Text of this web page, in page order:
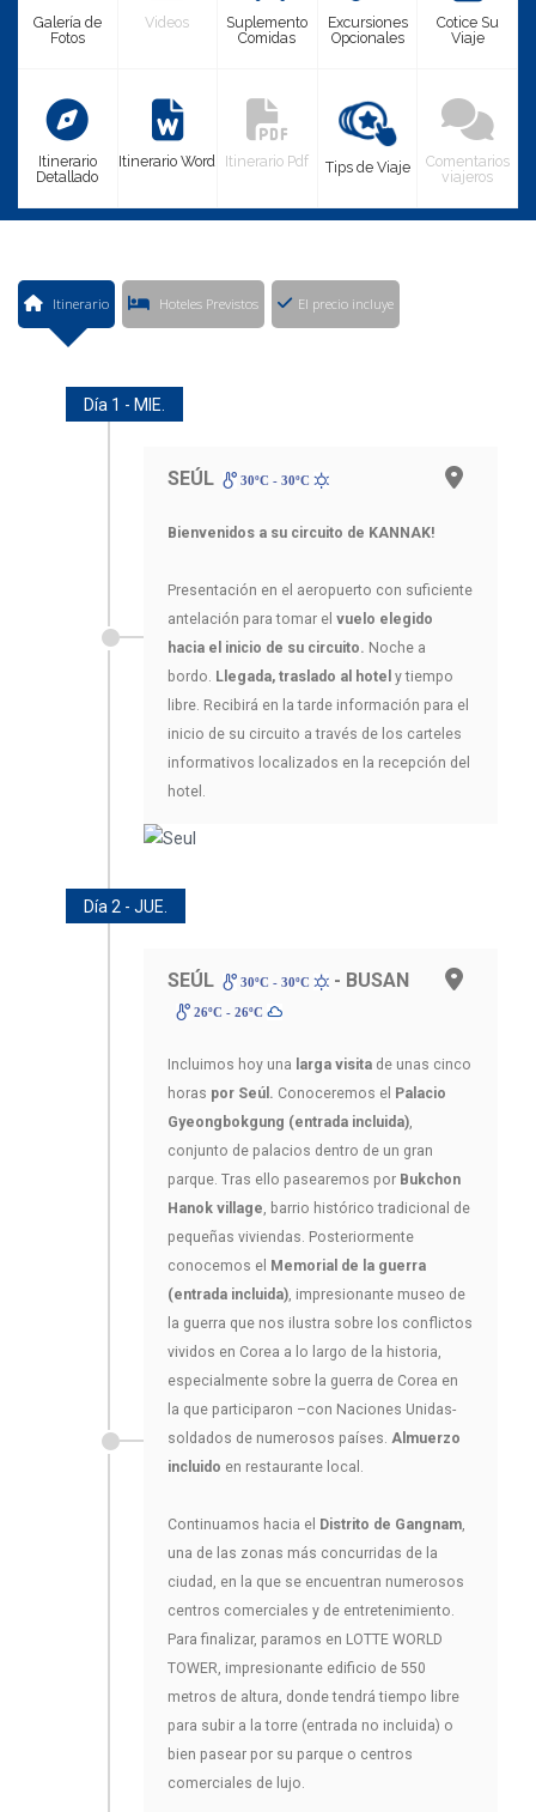
Galería de
Fotos
Videos
Suplemento
Comidas
Excursiones
Opcionales
Cotice Su
Viaje
Itinerario
Detallado
Itinerario Word Itinerario Pdf Tips de Viaje
Comentarios
viajeros
Itinerario Hoteles Previstos El precio incluye
Día 1 - MIE.
SEÚL 30ºC - 30ºC
Bienvenidos a su circuito de KANNAK!
Presentación en el aeropuerto con suficiente
antelación para tomar el vuelo elegido
hacia el inicio de su circuito. Noche a
bordo. Llegada, traslado al hotel y tiempo
libre. Recibirá en la tarde información para el
inicio de su circuito a través de los carteles
informativos localizados en la recepción del
hotel.
Día 2 - JUE.
SEÚL 30ºC - 30ºC - BUSAN
26ºC - 26ºC
Incluimos hoy una larga visita de unas cinco
horas por Seúl. Conoceremos el Palacio
Gyeongbokgung (entrada incluida),
conjunto de palacios dentro de un gran
parque. Tras ello pasearemos por Bukchon
Hanok village, barrio histórico tradicional de
pequeñas viviendas. Posteriormente
conocemos el Memorial de la guerra
(entrada incluida), impresionante museo de
la guerra que nos ilustra sobre los conflictos
vividos en Corea a lo largo de la historia,
especialmente sobre la guerra de Corea en
la que participaron –con Naciones Unidas-
soldados de numerosos países. Almuerzo
incluido en restaurante local.
Continuamos hacia el Distrito de Gangnam,
una de las zonas más concurridas de la
ciudad, en la que se encuentran numerosos
centros comerciales y de entretenimiento.
Para finalizar, paramos en LOTTE WORLD
TOWER, impresionante edificio de 550
metros de altura, donde tendrá tiempo libre
para subir a la torre (entrada no incluida) o
bien pasear por su parque o centros
comerciales de lujo.